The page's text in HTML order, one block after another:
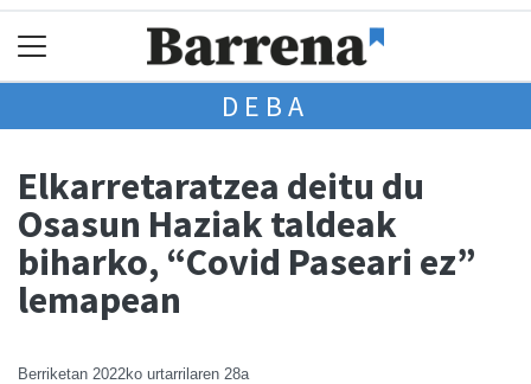
DEBA
Elkarretaratzea deitu du
Osasun Haziak taldeak
biharko, “Covid Paseari ez”
lemapean
Berriketan 2022ko urtarrilaren 28a